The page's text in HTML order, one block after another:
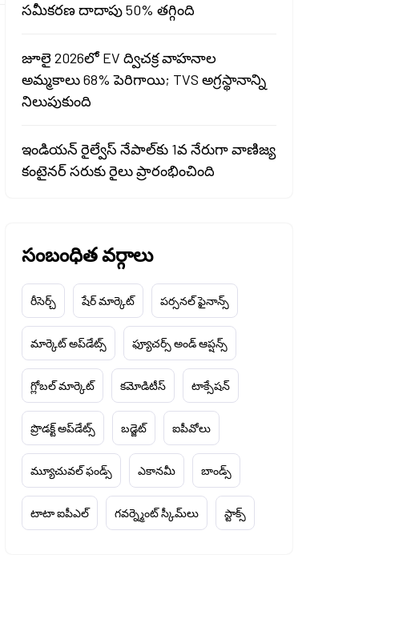
సమీకరణ దాదాపు 50% తగ్గింది
జూలై 2026లో EV ద్విచక్ర వాహనాల
అమ్మకాలు 68% పెరిగాయి; TVS అగ్రస్థానాన్ని
నిలుపుకుంది
ఇండియన్ రైల్వేస్ నేపాల్‌కు 1వ నేరుగా వాణిజ్య
కంటైనర్ సరుకు రైలు ప్రారంభించింది
సంబంధిత వర్గాలు
రీసెర్చ్ షేర్ మార్కెట్ పర్సనల్ ఫైనాన్స్
మార్కెట్ అప్‌డేట్స్ ఫ్యూచర్స్ అండ్ ఆప్షన్స్
గ్లోబల్ మార్కెట్ కమోడిటీస్ టాక్సేషన్
ప్రొడక్ట్ అప్‌డేట్స్ బడ్జెట్ ఐపీవోలు
మ్యూచువల్ ఫండ్స్ ఎకానమీ బాండ్స్
టాటా ఐపీఎల్ గవర్న్మెంట్ స్కీమ్‌లు స్టాక్స్